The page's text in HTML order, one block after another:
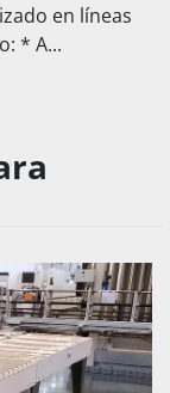
en líneas
* A...